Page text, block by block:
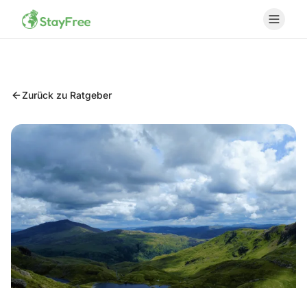
Zurück zu Ratgeber